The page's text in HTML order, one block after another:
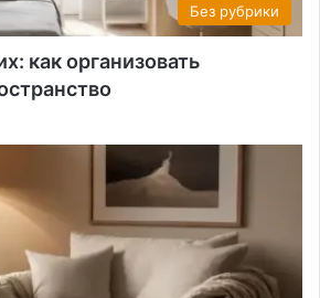
Без рубрики
как организовать